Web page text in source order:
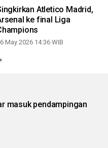
Atletico Madrid,
ke final Liga
May 2026 14:36 WIB
masuk pendampingan